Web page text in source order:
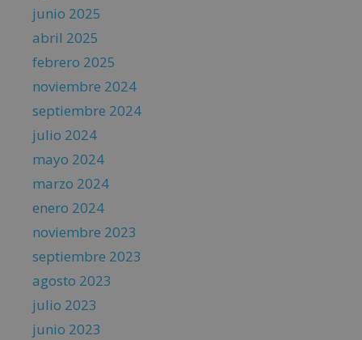
junio 2025
abril 2025
febrero 2025
noviembre 2024
septiembre 2024
julio 2024
mayo 2024
marzo 2024
enero 2024
noviembre 2023
septiembre 2023
agosto 2023
julio 2023
junio 2023